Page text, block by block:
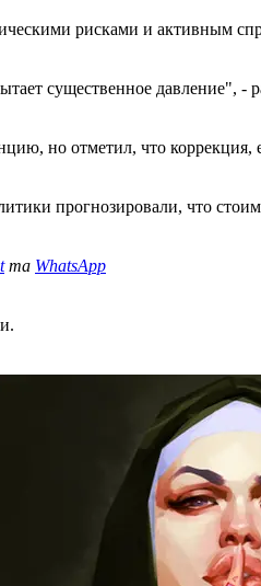
рисками и активным
существенное давление", -
но отметил, что коррекция,
прогнозировали, что
та WhatsApp